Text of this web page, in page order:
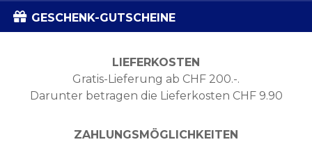
GESCHENK-GUTSCHEINE
LIEFERKOSTEN
Gratis-Lieferung ab CHF 200.-.
Darunter betragen die Lieferkosten CHF 9.90
ZAHLUNGSMÖGLICHKEITEN